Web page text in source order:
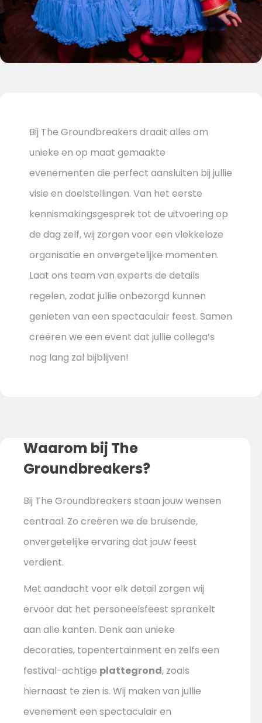
Bij The Groundbreakers draait alles om
unieke en op maat gemaakte
evenementen die perfect aansluiten bij jullie
visie en doelstellingen. Van het eerste
kennismakingsgesprek tot de uitvoering op
de dag zelf, wij zorgen voor een vlekkeloze
organisatie en onvergetelijke momenten.
Laat ons team van experts de details
regelen, zodat jullie onbezorgd kunnen
genieten van een spectaculair feest. Samen
creëren we een event dat jullie collega’s
nog lang zal bijblijven!
Waarom bij The
Groundbreakers?
Bij The Groundbreakers staan jouw wensen
centraal. Zo creëren we de bruisende,
onvergetelijke ervaring dat jouw feest
verdient.
Met aandacht voor elk detail zorgen wij
ervoor dat het personeelsfeest sprankelt
aan alle kanten. Denk aan unieke
decoraties, topentertainment en zelfs een
festival-achtige plattegrond, zoals
hiernaast te zien is. Wij maken van jullie
evenement een spectaculair en